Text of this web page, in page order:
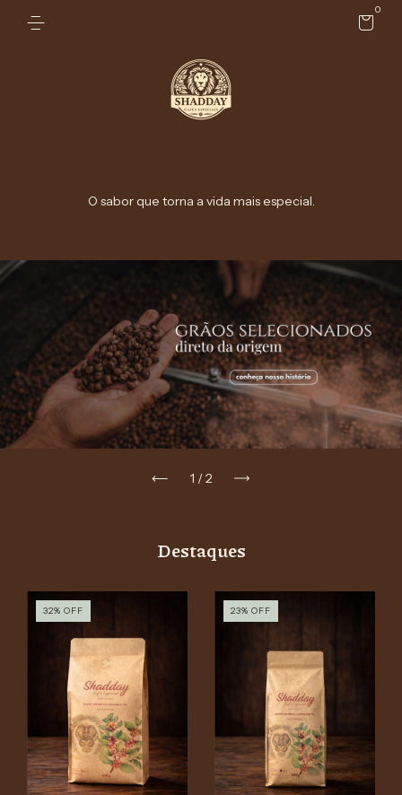
0
O sabor que torna a vida mais especial.
1 /2
Destaques
32% OFF 23% OFF